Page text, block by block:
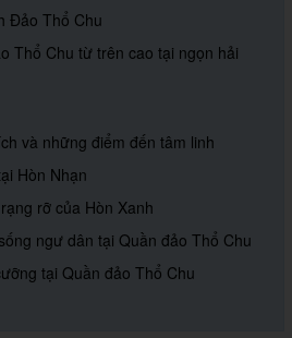
Đảo Thổ Chu
Thổ Chu từ trên cao tại ngọn hải
và những điểm đến tâm linh
Hòn Nhạn
rỡ của Hòn Xanh
ngư dân tại Quần đảo Thổ Chu
tại Quần đảo Thổ Chu